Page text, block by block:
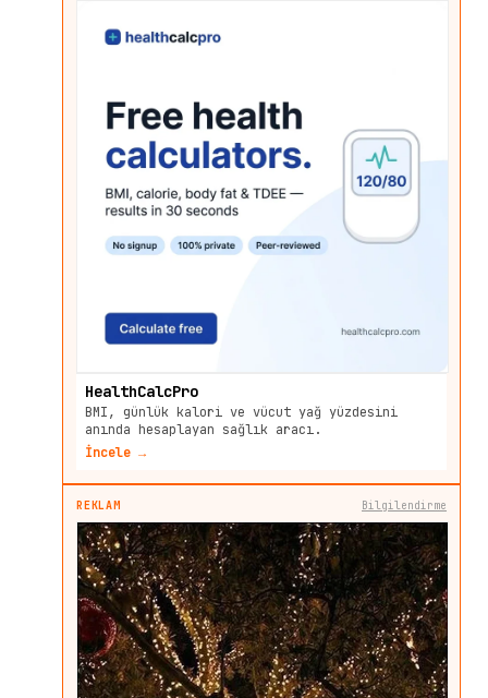
HealthCalcPro
BMI, günlük kalori ve vücut yağ yüzdesini
anında hesaplayan sağlık aracı.
İncele →
REKLAM Bilgilendirme